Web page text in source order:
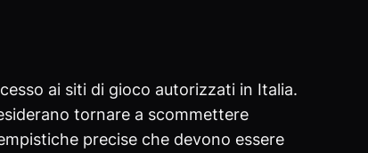
ai siti di gioco autorizzati in Italia.
tornare a scommettere
precise che devono essere